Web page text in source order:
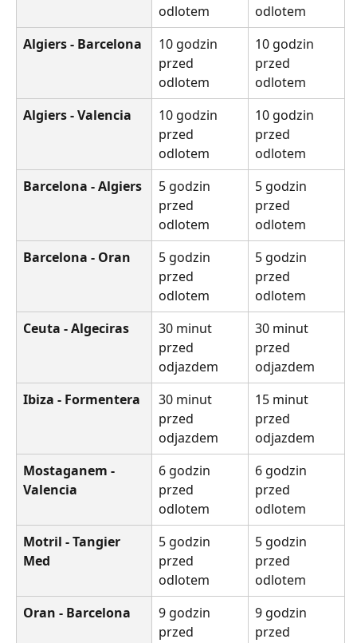
odlotem
odlotem
Algiers - Barcelona
10 godzin
przed
odlotem
10 godzin
przed
odlotem
Algiers - Valencia
10 godzin
przed
odlotem
10 godzin
przed
odlotem
Barcelona - Algiers
5 godzin
przed
odlotem
5 godzin
przed
odlotem
Barcelona - Oran
5 godzin
przed
odlotem
5 godzin
przed
odlotem
Ceuta - Algeciras
30 minut
przed
odjazdem
30 minut
przed
odjazdem
Ibiza - Formentera
30 minut
przed
odjazdem
15 minut
przed
odjazdem
Mostaganem -
Valencia
6 godzin
przed
odlotem
6 godzin
przed
odlotem
Motril - Tangier
Med
5 godzin
przed
odlotem
5 godzin
przed
odlotem
Oran - Barcelona
9 godzin
przed
9 godzin
przed